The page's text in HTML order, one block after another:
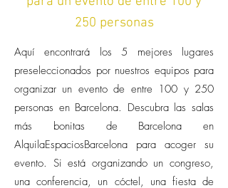
250 personas
Aquí encontrará los 5 mejores lugares
preseleccionados por nuestros equipos para
organizar un evento de entre 100 y 250
personas en Barcelona. Descubra las salas
más bonitas de Barcelona en
AlquilaEspaciosBarcelona para acoger su
evento. Si está organizando un congreso,
una conferencia, un cóctel, una fiesta de